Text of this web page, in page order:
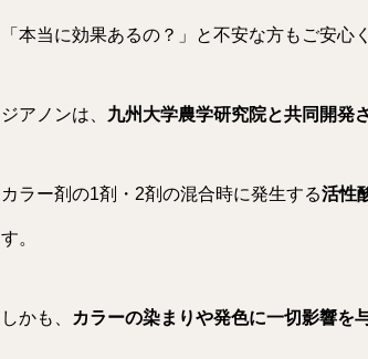
「本当に効果あるの？」と不安な方もご安心
ジアノンは、 九州大学農学研究院と共同開発
カラー剤の1剤・2剤の混合時に発生する活性
す。
しかも、 カラーの染まりや発色に一切影響を